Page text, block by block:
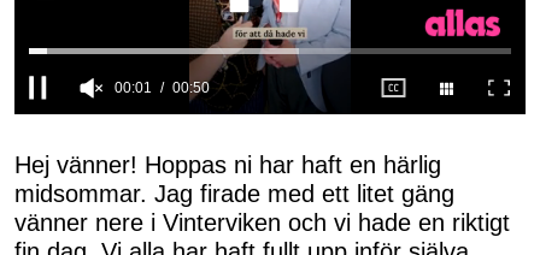
of
50
seconds
00:02 00:50
Hej vänner! Hoppas ni har haft en härlig
midsommar. Jag firade med ett litet gäng
vänner nere i Vinterviken och vi hade en riktigt